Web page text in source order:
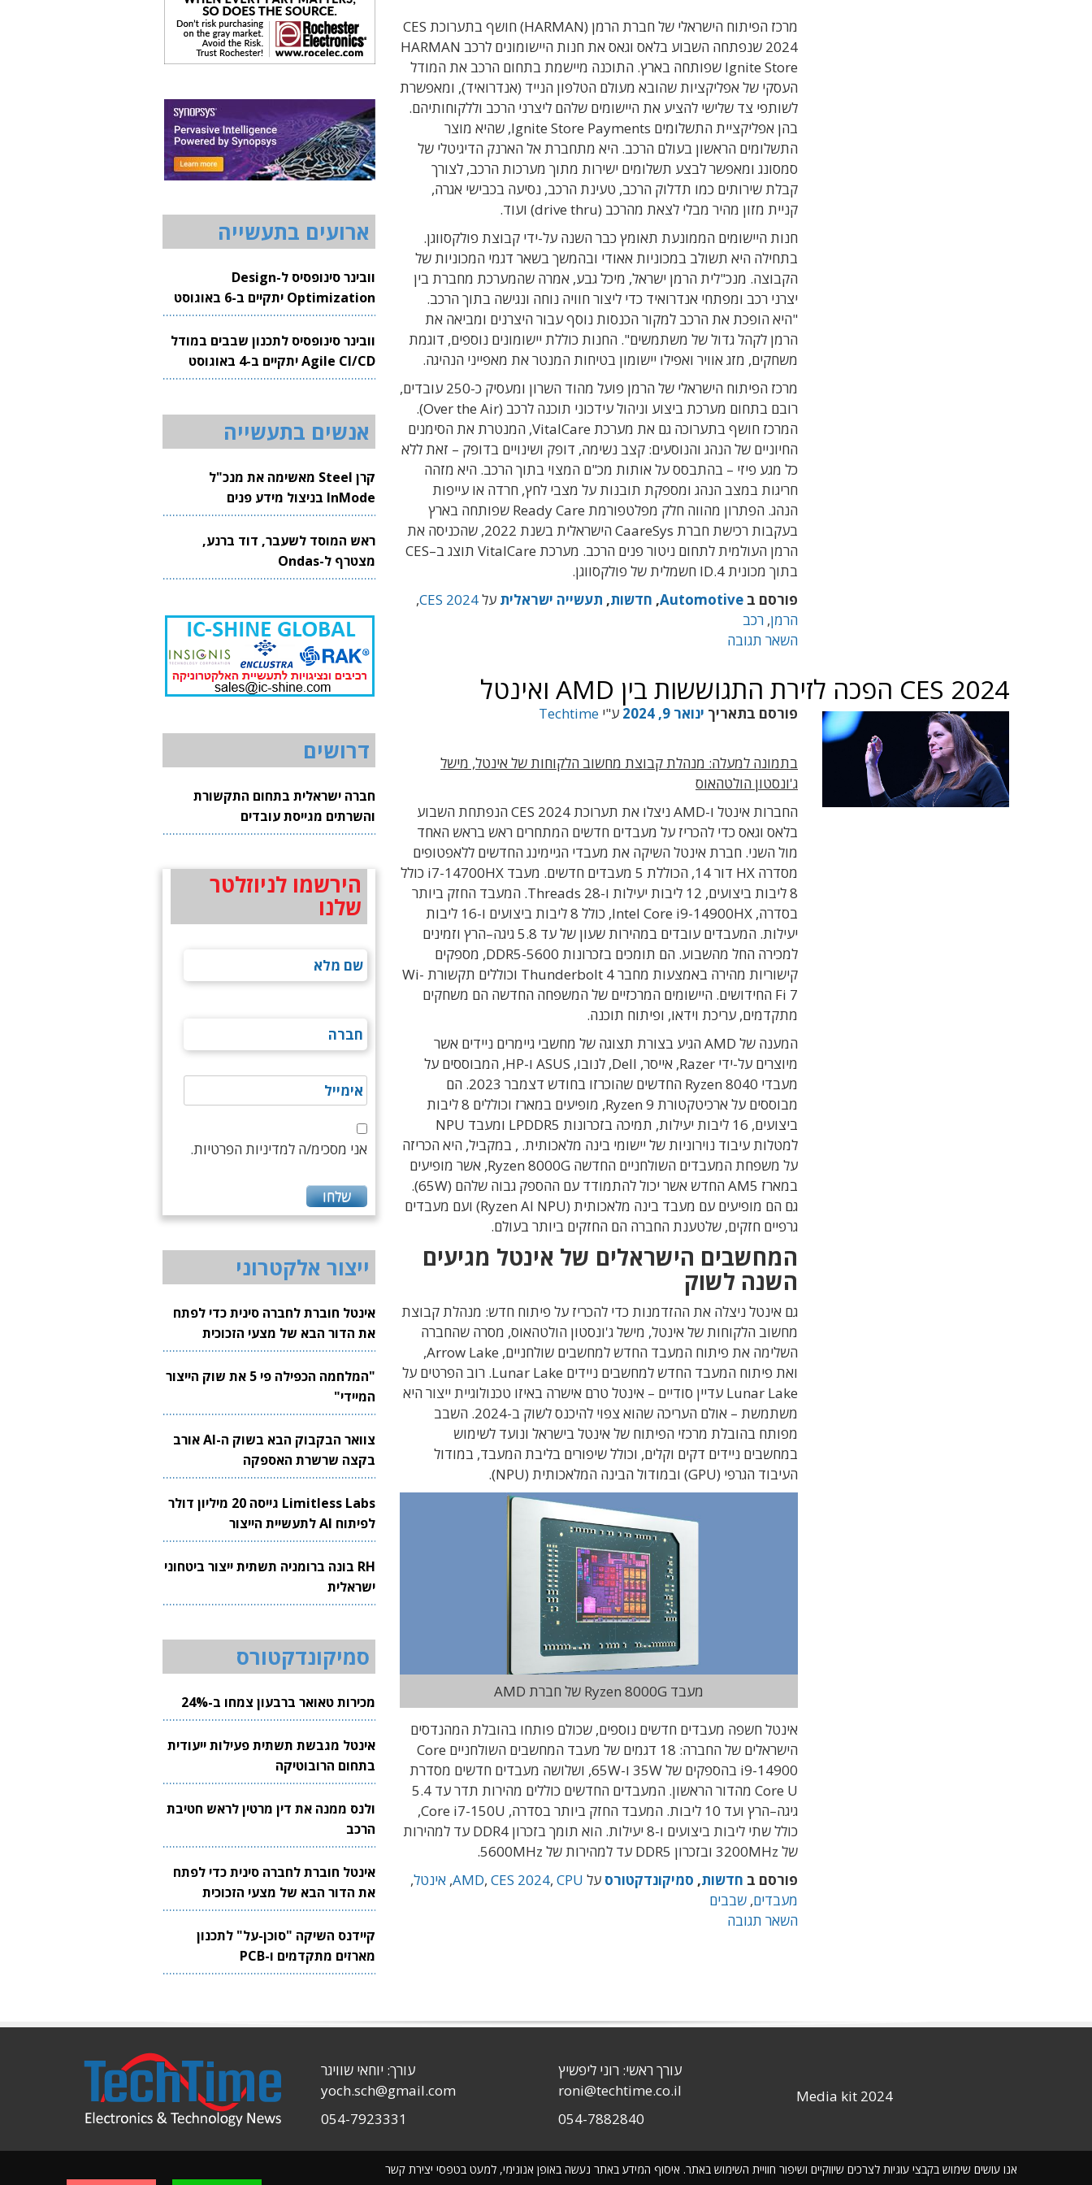
מרכז הפיתוח הישראלי של חברת הרמן (
HARMAN) חושף בתערוכת CES
2024 שנפתחה השבוע בלאס וגאס את חנות היישומונים לרכב HARMAN
Ignite Store שפותחה בארץ. התוכנה מיישמת בתחום הרכב את המודל
העסקי של אפליקציות שהובא מעולם הטלפון הנייד (אנדרואיד), ומאפשרת
לשותפי צד שלישי להציע את היישומים שלהם ליצרני הרכב וללקוחותיהם.
בהן אפליקציית התשלומים Ignite Store Payments, שהיא
מוצר
התשלומים הראשון בעולם הרכב. היא מתחברת אל הארנק הדיגיטלי של
סמסונג ומאפשר לבצע תשלומים ישירות מתוך מערכות הרכב, לצורך
קבלת שירותים כמו תדלוק הרכב, טעינת הרכב, נסיעה בכבישי אגרה,
קנייתמזון מהיר מבלי לצאת מהרכב (drive thru ) ועוד.
חנות היישומים הממונעת תאומץ כבר השנה על-ידי קבוצת פולקסווגן.
בתחילה היא תשולב במכוניות אאודי ובהמשך בשאר דגמי המכוניות של
הקבוצה. מנכ"לית הרמן ישראל, מיכל גבע, אמרה שהמערכת מחברת בין
יצרני רכב ומפתחי אנדרואיד כדי ליצור חוויה נוחה ונגישה בתוך הרכב.
"היא הופכת את הרכב למקור הכנסות נוסף עבור היצרנים ומביאה את
הרמן לקהל גדול של משתמשים". החנות כוללת יישומונים נוספים, דוגמת
משחקים, מזג אוויר ואפילו יישומון בטיחות המנטר את מאפייני הנהיגה.
מרכז הפיתוח הישראלי של הרמן פועל מהוד השרון ומעסיק כ-250 עובדים,
רובם בתחום מערכת ביצוע וניהול עידכוני תוכנה לרכב (Over the Air).
המרכז חושף בתערוכה גם את מערכת VitalCare,
המנטרת את הסימנים
החיוניים של הנהג והנוסעים: קצב נשימה, דופק ושינויים בדופק – זאת ללא
כל מגע פיזי – בהתבסס על אותות מכ"ם המצוי בתוך הרכב. היא מזהה
חריגות במצב הנהג ומספקת תובנות על מצבי לחץ, חרדה או עייפות
הנהג
. הפתרון מהווה חלק מפלטפורמת Ready Care שפותחה בארץ
בעקבות רכישת חברת
CaareSys הישראלית בשנת 2022, שהכניסה את
הרמן העולמית לתחום ניטור פנים הרכב. מערכת VitalCare תוצג ב–
CES
בתוך מכוניתID.4 חשמלית של פולקסווגן.
פורסם ב Automotive
, חדשות, תעשייה ישראלית עלCES 2024
,
הרמן, רכב
השאר תגובה
CES 2024 הפכה לזירת התגוששות בין AMD ואינטל
פורסם בתאריך ינואר 9, 2024 ע"י Techtime
בתמונה למעלה: מנהלת קבוצת מחשוב הלקוחות של אינטל, מישל
ג'ונסטון הולטהאוס
החברות אינטל ו-AMD ניצלו את תערוכת CES 2024 הנפתחת השבוע
בלאס וגאס כדי להכריז על מעבדים חדשים המתחרים ראש בראש האחד
מול השני. חברת אינטל השיקה את מעבדי הגיימינג החדשים ללאפטופים
מסדרה HX דור14, הכוללת 5
מעבדים חדשים. מעבד i7-14700HX כולל
8 ליבות ביצועים, 12 ליבות יעילות ו-28 Threads. המעבד החזק ביותר
בסדרה, Intel Core i9-14900HX, כולל 8ליבות ביצועים ו-16
ליבות
יעילות. המעבדים עובדים במהירות שעון של עד 5.8 גיגה–הרץ וזמינים
למכירה החל מהשבוע. הם תומכים בזכרונות DDR5-5600, מספקים
קישוריות מהירה באמצעות מחברThunderbolt 4 וכוללים תקשורת Wi-
Fi 7 החידושים. היישומים המרכזיים של המשפחה החדשה הם משחקים
מתקדמים, עריכת וידאו, ופיתוח תוכנה.
המענה של AMD הגיע בצורת תצוגה של מחשבי גיימרים ניידים אשר
מיוצרים על-ידי Razer, אייסר, Dell, לנובו, ASUS ו-HP, המבוססים על
מעבדי Ryzen 8040 החדשים שהוכרזו בחודש דצמבר 2023. הם
מבוססים על ארכיטקטורת Ryzen 9, מופיעים במארז וכוללים 8 ליבות
ביצועים, 16 ליבות יעילות, תמיכה בזכרונות LPDDR5 ומעבד NPU
למטלות עיבוד נוירוניות של יישומי בינה מלאכותית. , במקביל, היא הכריזה
על משפחת המעבדים השולחניים החדשה Ryzen 8000G, אשר מופיעים
במארז AM5 החדש אשר יכול להתמודד עם ההספק גבוה שלהם (65W).
גם הם מופיעים עם מעבד בינה מלאכותית (Ryzen AI NPU) ועם מעבדים
גרפיים חזקים, שלטענת החברה הם החזקים ביותר בעולם.
המחשבים הישראלים של אינטל מגיעים
השנה לשוק
גם אינטל ניצלה את ההזדמנות כדי להכריז על פיתוח חדש: מנהלת קבוצת
מחשוב הלקוחות של אינטל, מישל ג'ונסטון הולטהאוס, מסרה שהחברה
השלימה את פיתוח המעבד החדש למחשבים שולחניים, Arrow Lake,
ואת פיתוח המעבד החדש למחשבים ניידים Lunar Lake.
רוב הפרטים על
Lunar Lake עדיין סודיים – אינטל טרם אישרה באיזו טכנולוגיית ייצור היא
משתמשת – אולם העריכה שהוא צפוי להיכנס לשוק ב-2024.
השבב
מפותח בהובלת מרכזי הפיתוח של אינטל בישראל ונועד לשימוש
במחשבים ניידים דקים וקלים, וכולל שיפורים בליבת המעבד, במודול
העיבוד הגרפי (GPU) ובמודול הבינה המלאכותית (NPU).
מעבד Ryzen 8000G של חברת AMD
אינטל חשפה מעבדים חדשים נוספים, שכולם פותחו בהובלת המהנדסים
הישראלים של החברה: 18 דגמים של מעבד המחשבים השולחניים Core
i9-14900 בהספקים של 35W ו-65W, ו
שלושה מעבדים חדשים מסדרת
Core U מהדור הראשון. המעבדים החדשים כוללים מהירות תדר עד 5.4
גיגה–הרץ ועד 10 ליבות. המעבד החזק ביותר בסדרה, Core i7-150U,
כולל שתי ליבות ביצועים ו-8 יעילות. הוא תומך
בזכרון DDR4 עד למהירות
של 3200MHz ובזכרון DDR5 עד למהירות של 5600MHz.
פורסם ב חדשות, סמיקונדקטורס על AMD,CES 2024,CPU
, אינטל,
מעבדים, שבבים
השאר תגובה
ארועים בתעשייה
וובינר סינופסיס ל-Design
Optimization יתקיים ב-6 באוגוסט
2026
וובינר סינופסיס לתכנון שבבים במודל
Agile CI/CD יתקיים ב-4 באוגוסט
2026
אנשים בתעשייה
קרן Steel מאשימה את מנכ"ל
InMode בניצול מידע פנים
ראש המוסד לשעבר, דוד ברנע,
מצטרף ל-Ondas
דרושים
חברה ישראלית בתחום התקשורת
והשרתים מגייסת עובדים
הירשמו לניוזלטר
שלנו
אני מסכימ/ה למדיניות הפרטיות.
ייצור אלקטרוני
אינטל חוברת לחברה סינית כדי לפתח
את הדור הבא של מצעי הזכוכית
לשבבים
"המלחמה הכפילה פי 5 את שוק הייצור
המיידי"
צוואר הבקבוק הבא בשוק ה-AI אורב
בקצה שרשרת האספקה
Limitless Labs גייסה 20 מיליון דולר
לפיתוח AI לתעשיית הייצור
RH בונה ברומניה תשתית ייצור ביטחוני
ישראלית
סמיקונדקטורס
מכירות טאואר ברבעון צמחו ב-24%
אינטל מגבשת תשתית פעילות ייעודית
בתחום הרובוטיקה
ולנס ממנה את דין מרטין לראש חטיבת
הרכב
אינטל חוברת לחברה סינית כדי לפתח
את הדור הבא של מצעי הזכוכית
לשבבים
קיידנס השיקה "סוכן-על" לתכנון
מארזים מתקדמים ו-PCB
אנו עושים שימוש בקבצי עוגיות לצרכים שיווקיים ושיפור חוויית השימוש באתר. איסוף המידע באתר נעשה באופן אנונימי, למעט בטפסי יצירת קשר
Media kit 2024
עורך ראשי: רוני ליפשיץ
roni@techtime.co.il
054-7882840
עורך: יוחאי שוויגר
yoch.sch@gmail.com
054-7923331